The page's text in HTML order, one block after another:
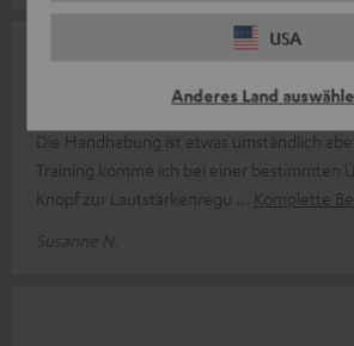
USA
Anderes Land
Die Handhabung ist etwas umständlich
Training komme ich bei einer bestimmten
Knopf zur Lautstärkenregu
Komplette
Susanne N.